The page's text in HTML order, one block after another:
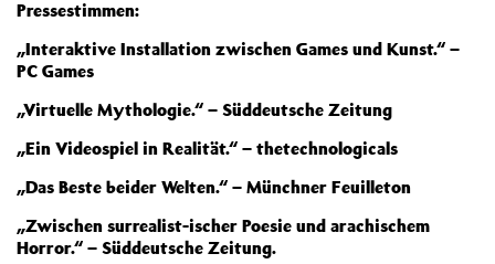
Pressestimmen:
„Interaktive Installation zwischen Games und Kunst.“ –
PC Games
„Virtuelle Mythologie.“ – Süddeutsche Zeitung
„Ein Videospiel in Realität.“ – thetechnologicals
„Das Beste beider Welten.“ – Münchner Feuilleton
„Zwischen surrealist-ischer Poesie und arachischem
Horror.“ – Süddeutsche Zeitung.